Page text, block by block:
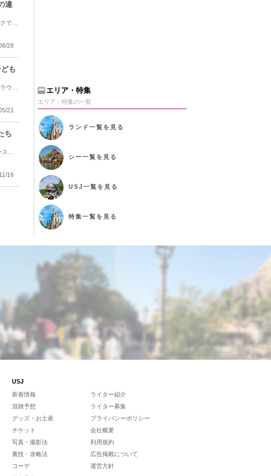
違
東京ディズニーリゾートでは、たくさんのカチューシャが販売されています。中には、海外パークで先に販...
28
も
東京ディズニーシーのマーメイドラグーンにある体験型のアトラクション「アリエルのプレイグラウンド」...
21
ち
1989年公開のディズニー映画『リトル・マーメイド』に登場する悪役たちを特集！海の魔女アースラをはじ...
16
エリア・特集
エリア・特集の一覧
ランド 一覧を見る
シー一覧を見る
USJ 一覧を見る
特集一覧を見る
USJ
新着情報
混雑予想
グッズ・お土産
チケット
写真・撮影法
裏技・攻略法
コーデ
ライター紹介
ライター募集
プライバシーポリシー
会社概要
利用規約
広告掲載について
運営方針